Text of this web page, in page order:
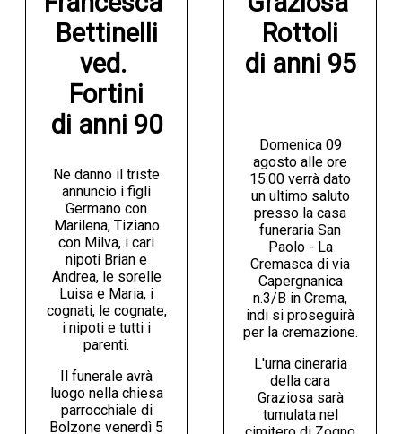
Bettinelli
ved.
Fortini
di anni 90
Ne danno il triste
annuncio i figli
Germano con
Marilena, Tiziano
con Milva, i cari
nipoti Brian e
Andrea, le sorelle
Luisa e Maria, i
cognati, le cognate,
i nipoti e tutti i
parenti.
Il funerale avrà
luogo nella chiesa
parrocchiale di
Bolzone venerdì 5
Rottoli
di anni 95
Domenica 09
agosto alle ore
15:00 verrà dato
un ultimo saluto
presso la casa
funeraria San
Paolo - La
Cremasca di via
Capergnanica
n.3/B in Crema,
indi si proseguirà
per la cremazione.
L'urna cineraria
della cara
Graziosa sarà
tumulata nel